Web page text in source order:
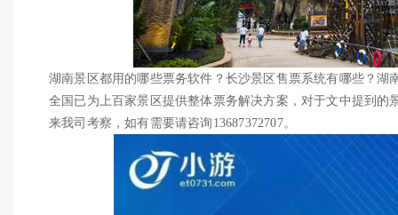
湖南景区都用的哪些票务软件？长沙景区售票系统有哪些？湖
全国已为上百家景区提供整体票务解决方案，对于文中提到的
来我司考察，如有需要请咨询13687372707。